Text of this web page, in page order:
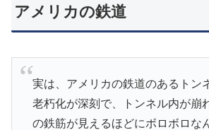
アメリカの鉄道
実は、アメリカの鉄道のあるトン
老朽化が深刻で、トンネル内が崩
の鉄筋が見えるほどにボロボロな